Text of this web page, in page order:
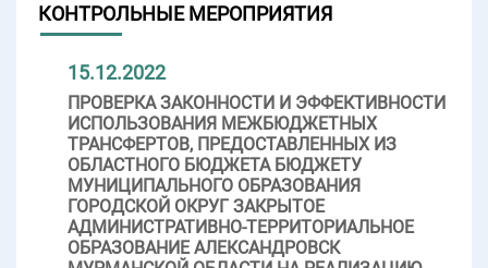
КОНТРОЛЬНЫЕ МЕРОПРИЯТИЯ
15.12.2022
ПРОВЕРКА ЗАКОННОСТИ И ЭФФЕКТИВНОСТИ
ИСПОЛЬЗОВАНИЯ МЕЖБЮДЖЕТНЫХ
ТРАНСФЕРТОВ, ПРЕДОСТАВЛЕННЫХ ИЗ
ОБЛАСТНОГО БЮДЖЕТА БЮДЖЕТУ
МУНИЦИПАЛЬНОГО ОБРАЗОВАНИЯ
ГОРОДСКОЙ ОКРУГ ЗАКРЫТОЕ
АДМИНИСТРАТИВНО-ТЕРРИТОРИАЛЬНОЕ
ОБРАЗОВАНИЕ АЛЕКСАНДРОВСК